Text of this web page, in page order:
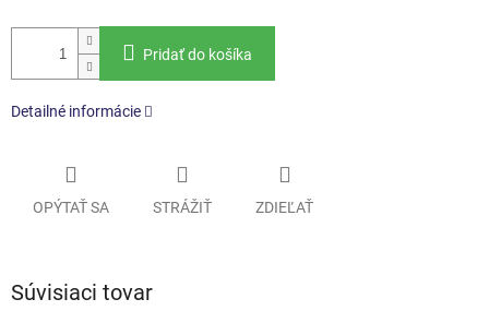
Pridať do košíka
Detailné informácie
OPÝTAŤ SA STRÁŽIŤ ZDIEĽAŤ
Súvisiaci tovar